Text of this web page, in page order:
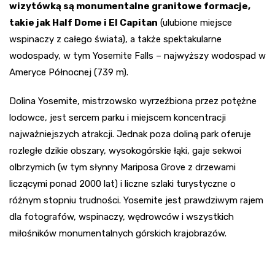
wizytówką są monumentalne granitowe formacje,
takie jak Half Dome i El Capitan (ulubione miejsce
wspinaczy z całego świata), a także spektakularne
wodospady, w tym Yosemite Falls – najwyższy wodospad w
Ameryce Północnej (739 m).
Dolina Yosemite, mistrzowsko wyrzeźbiona przez potężne
lodowce, jest sercem parku i miejscem koncentracji
najważniejszych atrakcji. Jednak poza doliną park oferuje
rozległe dzikie obszary, wysokogórskie łąki, gaje sekwoi
olbrzymich (w tym słynny Mariposa Grove z drzewami
liczącymi ponad 2000 lat) i liczne szlaki turystyczne o
różnym stopniu trudności. Yosemite jest prawdziwym rajem
dla fotografów, wspinaczy, wędrowców i wszystkich
miłośników monumentalnych górskich krajobrazów.